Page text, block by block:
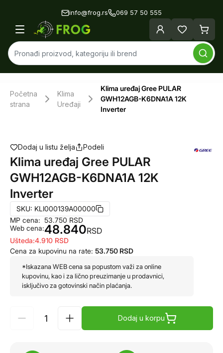
info@frog.rs 069 57 50 555
Početna
strana
Klima
Uređaji
Klima uređaj Gree PULAR
GWH12AGB-K6DNA1A 12K
Inverter
Dodaj u listu želja Podeli
Klima uređaj Gree PULAR
GWH12AGB-K6DNA1A 12K
Inverter
SKU: KLI000139A00000
MP cena:
Web cena:
53.750 RSD
48.840RSD
Ušteda:4.910 RSD
Cena za kupovinu na rate: 53.750 RSD
*Iskazana WEB cena sa popustom važi za online
kupovinu, kao i za lično preuzimanje u prodavnici,
isključivo za gotovinski način plaćanja.
Dodaj u korpu